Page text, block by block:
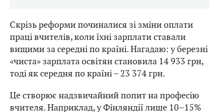
Скрізь реформи починалися зі зміни оплати
праці вчителів, коли їхні зарплати ставали
вищими за середні по країні. Нагадаю: у березні
«чиста» зарплата освітян становила 14 933 грн,
тоді як середня по країні – 23 374 грн.
Це створює надзвичайний попит на професію
вчителя. Наприклад, у Фінляндії лише 10–15%